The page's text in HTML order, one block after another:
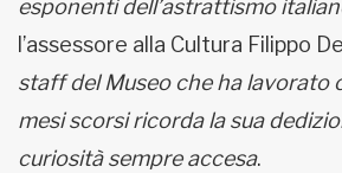
esponenti dell’astrattismo
l’assessore alla Cultura Filippo
staff del Museo che ha lavorato
mesi scorsi ricorda la sua
curiosità sempre accesa.